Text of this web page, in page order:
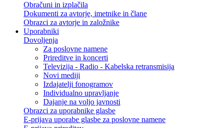
Obračuni in izplačila
Dokumenti za avtorje, imetnike in člane
Obrazci za avtorje in založnike
Uporabniki
Dovoljenja
Za poslovne namene
Prireditve in koncerti
Televizija - Radio - Kabelska retransmisija
Novi mediji
Izdajatelji fonogramov
Individualno upravljanje
Dajanje na voljo javnosti
Obrazci za uporabnike glasbe
E-prijava uporabe glasbe za poslovne namene